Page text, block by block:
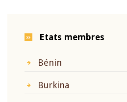
Etats membres
Bénin
Burkina